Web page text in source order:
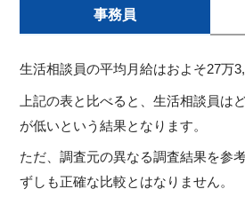
事務員
生活相談員の平均月給はおよそ27万
上記の表と比べると、生活相談員は
が低いという結果となります。
ただ、調査元の異なる調査結果を参
ずしも正確な比較とはなりません。